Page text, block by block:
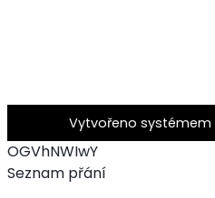
Vytvořeno systémem
OGVhNWIwY
Seznam přání